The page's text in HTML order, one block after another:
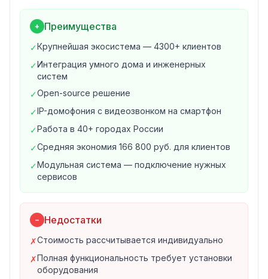
Приём и обработка заявок от жителей
Контроль сроков выполнения работ
Сбор платежей за коммунальные услуги
Уведомления об авариях и плановых работах
IP-домофония с видеозвонком на смартфон
Видеонаблюдение с архивом записей
Управление шлагбаумами и паркингом
Мониторинг инженерных систем здания
3. Мобильное приложение
Подача заявок и отслеживание статуса
Открытие домофона со смартфона
Просмотр камер видеонаблюдения
Уведомления и новости дома
4. Взаимодействие с организациями
Обмен данными с ресурсоснабжающими
+ Преимущества
✓Крупнейшая экосистема — 4300+ клиентов
✓Интеграция умного дома и инженерных
систем
✓Open-source решение
✓IP-домофония с видеозвонком на смартфон
✓Работа в 40+ городах России
✓Средняя экономия 166 800 руб. для клиентов
✓Модульная система — подключение нужных
сервисов
− Недостатки
✗Стоимость рассчитывается индивидуально
✗Полная функциональность требует установки
оборудования